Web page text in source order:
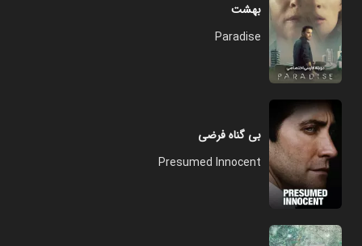
بهشت
Paradise
بی گناه فرضی
Presumed Innocent